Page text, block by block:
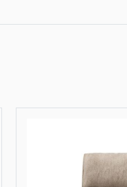
rechts - stof